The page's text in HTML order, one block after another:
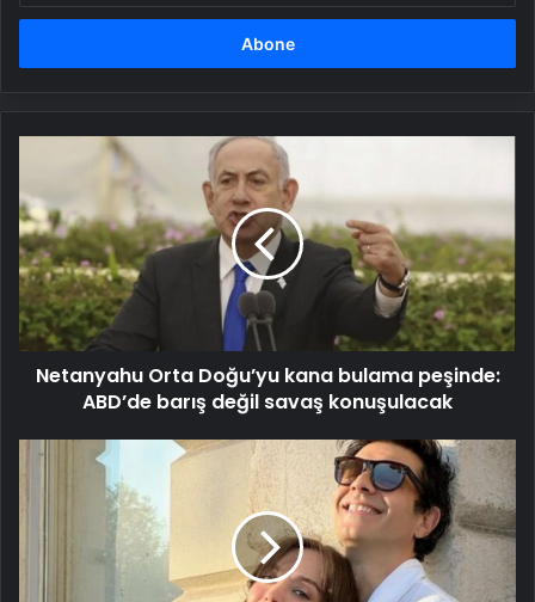
adresinizi
Doğu’yu
kana
bulama
peşinde:
ABD’de
barış
değil
savaş
konuşulacak
Netanyahu Orta Doğu’yu kana bulama peşinde:
ABD’de barış değil savaş konuşulacak
Cansel
ile